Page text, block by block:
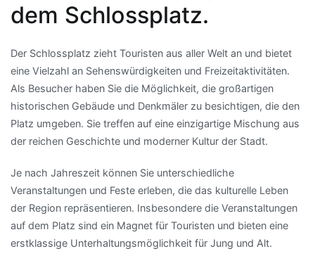
dem Schlossplatz.
Der Schlossplatz zieht Touristen aus aller Welt an und bietet
eine Vielzahl an Sehenswürdigkeiten und Freizeitaktivitäten.
Als Besucher haben Sie die Möglichkeit, die großartigen
historischen Gebäude und Denkmäler zu besichtigen, die den
Platz umgeben. Sie treffen auf eine einzigartige Mischung aus
der reichen Geschichte und moderner Kultur der Stadt.
Je nach Jahreszeit können Sie unterschiedliche
Veranstaltungen und Feste erleben, die das kulturelle Leben
der Region repräsentieren. Insbesondere die Veranstaltungen
auf dem Platz sind ein Magnet für Touristen und bieten eine
erstklassige Unterhaltungsmöglichkeit für Jung und Alt.